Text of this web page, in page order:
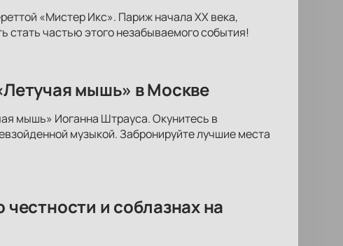
«Мистер Икс». Париж начала XX века,
стать частью этого незабываемого события!
мышь» в Москве
мышь» Иоганна Штрауса. Окунитесь в
музыкой. Забронируйте лучшие места
и соблазнах на